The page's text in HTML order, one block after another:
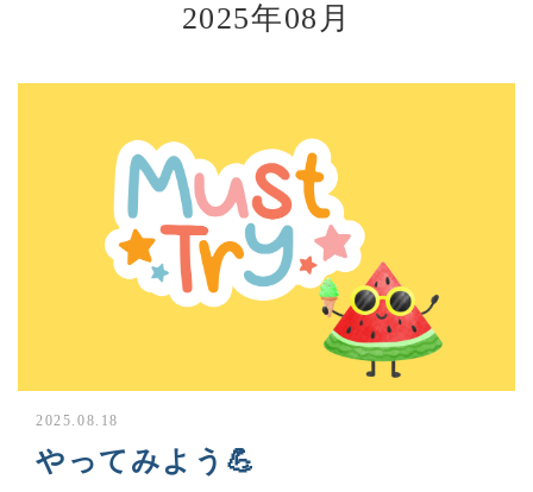
2025年08月
やってみよう💪
2025.08.18